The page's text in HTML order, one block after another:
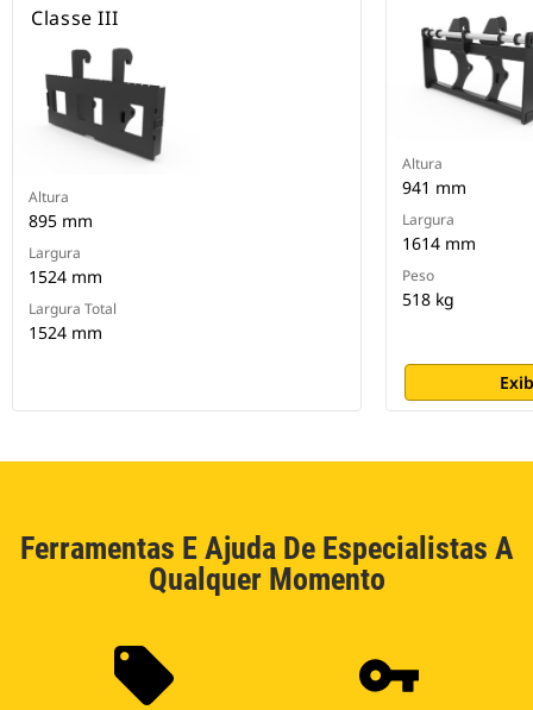
Classe III
Altura
895 mm
Largura
1524 mm
Largura Total
1524 mm
Altura
941 mm
Largura
1614 mm
Peso
518 kg
Ferramentas E Ajuda De Especialistas A
Qualquer Momento